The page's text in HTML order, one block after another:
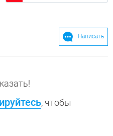
Написать
, чтобы